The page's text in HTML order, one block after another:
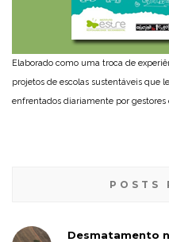
Elaborado como uma troca de
projetos de escolas sustentáveis que
enfrentados diariamente por gestores
POSTS
Desmatamento